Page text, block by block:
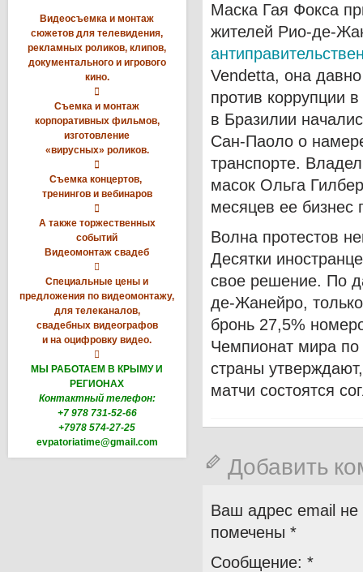
Видеосъемка и монтаж
сюжетов для телевидения,
рекламных роликов, клипов,
документального и игрового
кино.

Съемка и монтаж
корпоративных фильмов,
изготовление
«вирусных» роликов.

Съемка концертов,
тренингов и вебинаров

А также торжественных
событий
Видеомонтаж свадеб

Специальные цены и
предложения по видеомонтажу,
для телеканалов,
свадебных видеографов
и на оцифровку видео.

МЫ РАБОТАЕМ В КРЫМУ И
РЕГИОНАХ
Контактный телефон:
+7 978 731-52-66
+7978 574-27-25
evpatoriatime@gmail.com
Маска Гая Фокса
жителей Рио-де-
Vendetta, она
против коррупции
в Бразилии
Сан-Паоло о
транспорте.
масок Ольга
месяцев ее бизнес
Волна протестов
Десятки
свое решение. По
де-Жанейро,
бронь 27,5%
Чемпионат мира по
страны
матчи состоятся
Добавить
Ваш адрес email не
помечены *
Сообщение: *